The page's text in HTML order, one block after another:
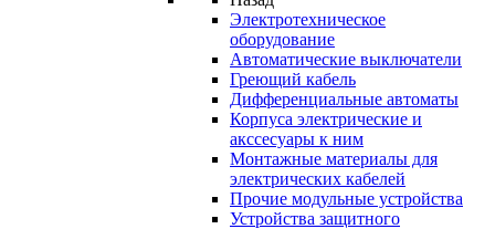
Электротехническое
оборудование
Автоматические выключатели
Греющий кабель
Дифференциальные автоматы
Корпуса электрические и
акссесуары к ним
Монтажные материалы для
электрических кабелей
Прочие модульные устройства
Устройства защитного